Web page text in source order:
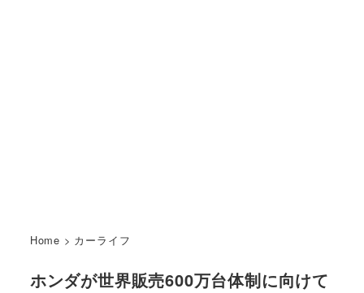
Home > カーライフ
ホンダが世界販売600万台体制に向けて